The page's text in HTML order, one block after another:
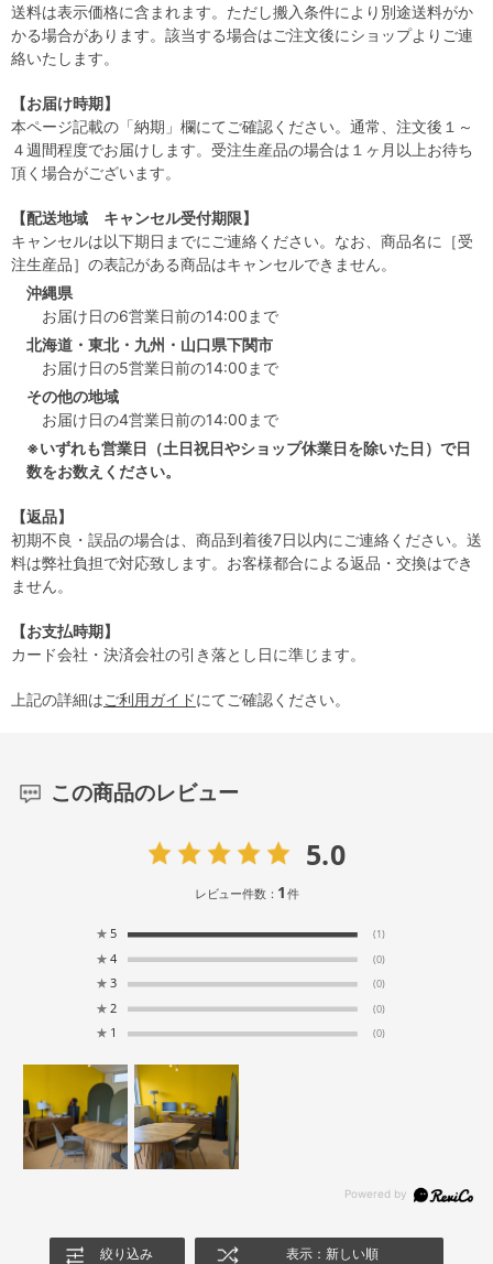
送料は表示価格に含まれます。ただし搬入条件により別途送料がか
かる場合があります。該当する場合はご注文後にショップよりご連
絡いたします。
【お届け時期】
本ページ記載の「納期」欄にてご確認ください。通常、注文後１～
４週間程度でお届けします。受注生産品の場合は１ヶ月以上お待ち
頂く場合がございます。
【配送地域 キャンセル受付期限】
キャンセルは以下期日までにご連絡ください。なお、商品名に［受
注生産品］の表記がある商品はキャンセルできません。
沖縄県
お届け日の6営業日前の14:00まで
北海道・東北・九州・山口県下関市
お届け日の5営業日前の14:00まで
その他の地域
お届け日の4営業日前の14:00まで
※いずれも営業日（土日祝日やショップ休業日を除いた日）で日
数をお数えください。
【返品】
初期不良・誤品の場合は、商品到着後7日以内にご連絡ください。送
料は弊社負担で対応致します。お客様都合による返品・交換はでき
ません。
【お支払時期】
カード会社・決済会社の引き落とし日に準じます。
上記の詳細はご利用ガイドにてご確認ください。
この商品のレビュー
5.0
レビュー件数： 1件
★ 5 (1)
★ 4 (0)
★ 3 (0)
★ 2 (0)
★ 1 (0)
絞り込み 表示：新しい順